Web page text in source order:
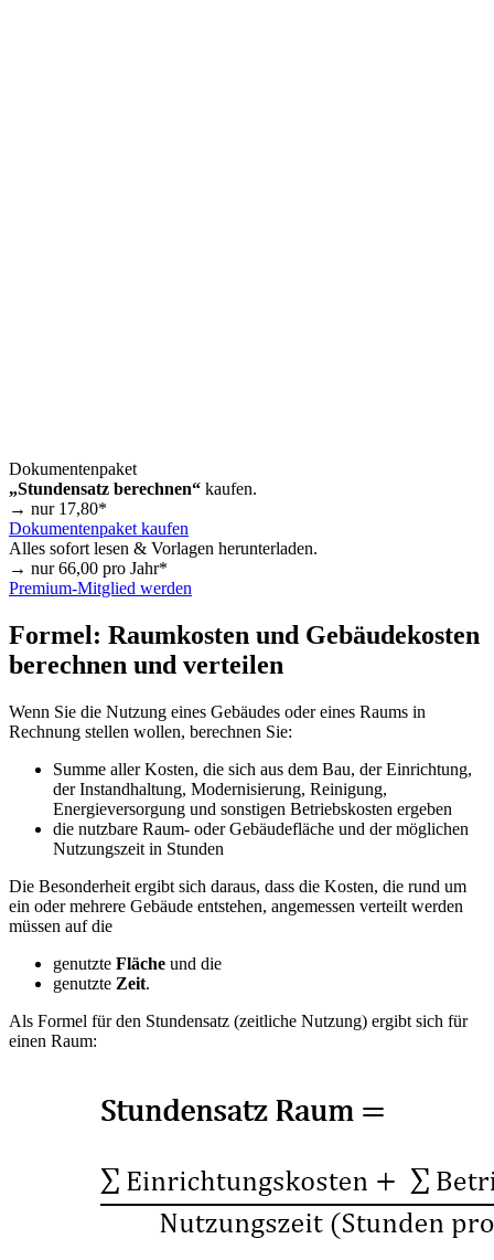
Dokumentenpaket
„Stundensatz berechnen“ kaufen.
→ nur 17,80*
Dokumentenpaket kaufen
Alles sofort lesen & Vorlagen herunterladen.
→ nur66,00 pro Jahr*
Premium-Mitglied werden
Formel: Raumkosten und Gebäudekosten
berechnen und verteilen
Wenn Sie die Nutzung eines Gebäudes oder eines Raums in
Rechnung stellen wollen, berechnen Sie:
Summe aller Kosten, die sich aus dem Bau, der Einrichtung,
der Instandhaltung, Modernisierung, Reinigung,
Energieversorgung und sonstigen Betriebskosten ergeben
die nutzbare Raum- oder Gebäudefläche und der möglichen
Nutzungszeit in Stunden
Die Besonderheit ergibt sich daraus, dass die Kosten, die rund um
ein oder mehrere Gebäude entstehen, angemessen verteilt werden
müssen auf die
genutzte Fläche und die
genutzte Zeit.
Als Formel für den Stundensatz (zeitliche Nutzung) ergibt sich für
einen Raum: